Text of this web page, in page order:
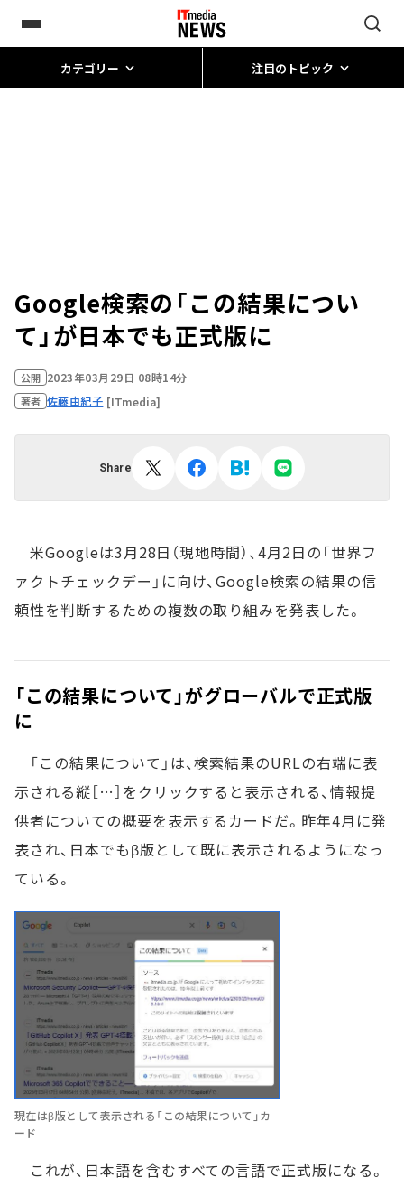
カテゴリー 注目のトピック
Google検索の「この結果につい
て」が日本でも正式版に
公開 2023年03月29日 08時14分
著者 佐藤由紀子 [ITmedia]
Share
米Googleは3月28日（現地時間）、4月2日の「世界フ
ァクトチェックデー」に向け、Google検索の結果の信
頼性を判断するための複数の取り組みを発表した。
「この結果について」がグローバルで正式版
に
「この結果について」は、検索結果のURLの右端に表
示される縦［…］をクリックすると表示される、情報提
供者についての概要を表示するカードだ。昨年4月に発
表され、日本でもβ版として既に表示されるようになっ
ている。
現在はβ版として表示される「この結果について」カ
ード
これが、日本語を含むすべての言語で正式版になる。